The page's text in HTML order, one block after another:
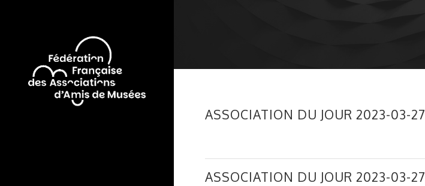
ASSOCIATION DU JOUR 2023-03-27
ASSOCIATION DU JOUR 2023-03-27